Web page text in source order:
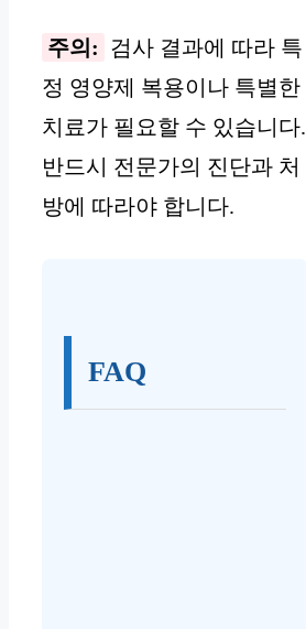
주의: 검사 결과에 따라 특
정 영양제 복용이나 특별한
치료가 필요할 수 있습니다.
반드시 전문가의 진단과 처
방에 따라야 합니다.
FAQ